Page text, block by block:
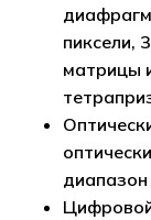
пиксели,
матрицы